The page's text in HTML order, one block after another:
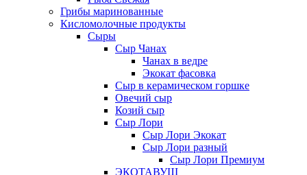
Грибы маринованные
Кисломолочные продукты
Сыры
Сыр Чанах
Чанах в ведре
Экокат фасовка
Сыр в керамическом горшке
Овечий сыр
Козий сыр
Сыр Лори
Сыр Лори Экокат
Сыр Лори разный
Сыр Лори Премиум
ЭКОТАВУШ